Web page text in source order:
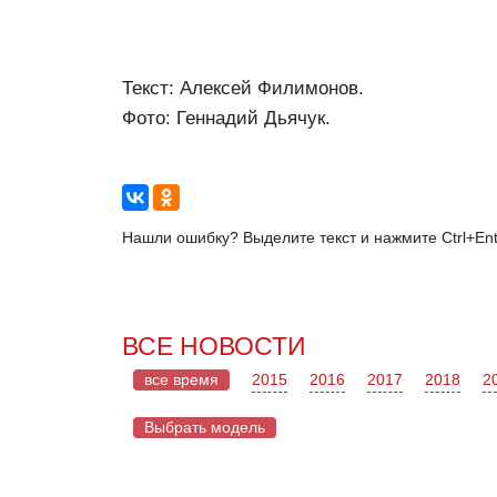
Текст: Алексей Филимонов.
Фото: Геннадий Дьячук.
Нашли ошибку? Выделите текст и нажмите
ВСЕ НОВОСТИ
все время 2015 2016 2017 2018
Выбрать модель